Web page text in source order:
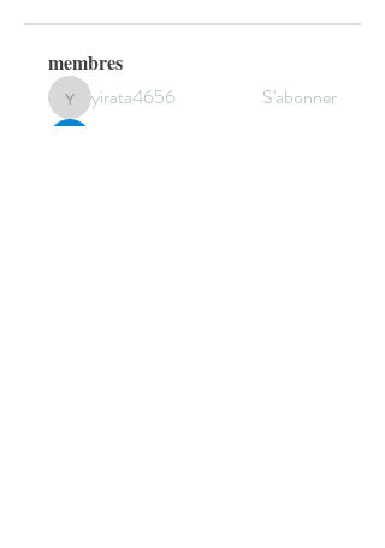
membres
yirata4656
yirata4656
S'abonner